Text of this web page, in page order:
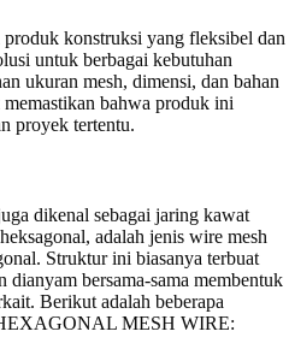
konstruksi yang fleksibel dan
untuk berbagai kebutuhan
ukuran mesh, dimensi, dan bahan
bahwa produk ini
proyek tertentu.
dikenal sebagai jaring kawat
adalah jenis wire mesh
Struktur ini biasanya terbuat
bersama-sama membentuk
Berikut adalah beberapa
MESH WIRE: